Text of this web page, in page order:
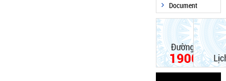
Document
152/DS-
TTYTDanh sách
người thực hành
khám bệnh,
chữa bệnh từ
ngày
25/11/2024